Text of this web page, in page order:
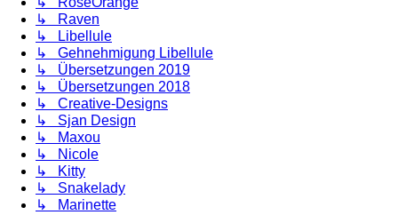
↳ Raven
↳ Libellule
↳ Gehnehmigung Libellule
↳ Übersetzungen 2019
↳ Übersetzungen 2018
↳ Creative-Designs
↳ Sjan Design
↳ Maxou
↳ Nicole
↳ Kitty
↳ Snakelady
↳ Marinette